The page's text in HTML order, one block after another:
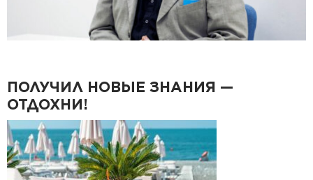
ПОЛУЧИЛ НОВЫЕ ЗНАНИЯ —
ОТДОХНИ!